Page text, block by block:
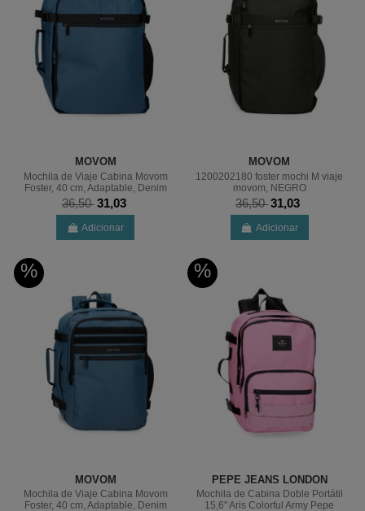
MOVOM
Mochila de Viaje Cabina Movom
Foster, 40 cm, Adaptable, Denim
36,50 31,03
Adicionar
MOVOM
1200202180 foster mochi M viaje
movom, NEGRO
36,50 31,03
Adicionar
%
MOVOM
Mochila de Viaje Cabina Movom
Foster, 40 cm, Adaptable, Denim
%
PEPE JEANS LONDON
Mochila de Cabina Doble Portátil
15,6" Aris Colorful Army Pepe